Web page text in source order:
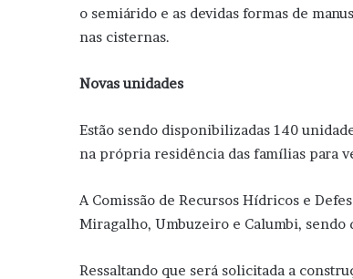
o semiárido e as devidas formas de
nas cisternas.
Novas unidades
Estão sendo disponibilizadas 140
na própria residência das famílias para
A Comissão de Recursos Hídricos e
Miragalho, Umbuzeiro e Calumbi, sendo
Ressaltando que será solicitada a